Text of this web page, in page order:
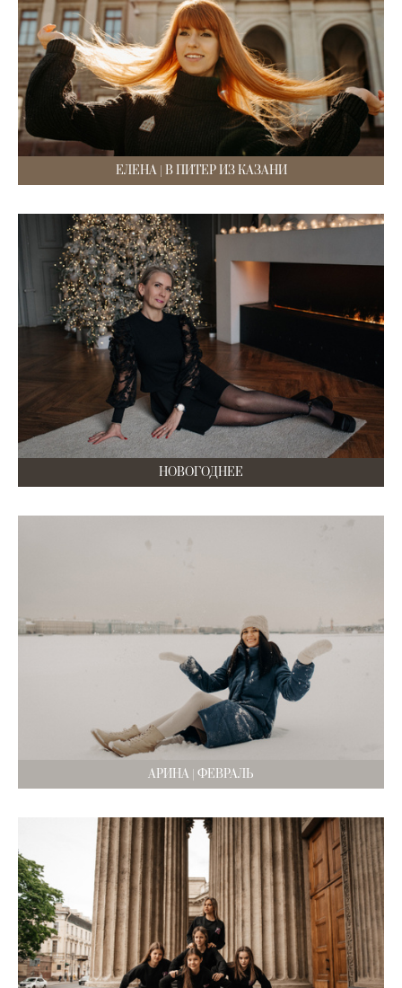
ЕЛЕНА | В ПИТЕР ИЗ КАЗАНИ
НОВОГОДНЕЕ
АРИНА | ФЕВРАЛЬ